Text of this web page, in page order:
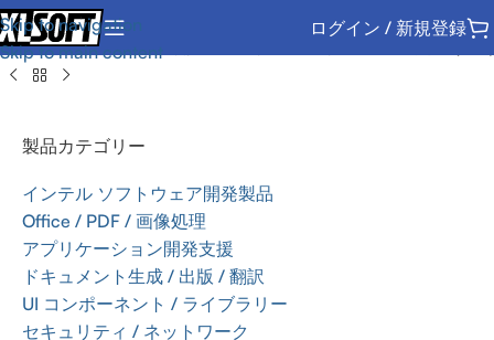
Skip to navigation
Skip to main content
ログイン / 新規登録
ンテル ソフトウェア開発製品
製品カテゴリー
インテル ソフトウェア開発製品
Office / PDF / 画像処理
アプリケーション開発支援
ドキュメント生成 / 出版 / 翻訳
UI コンポーネント / ライブラリー
セキュリティ / ネットワーク